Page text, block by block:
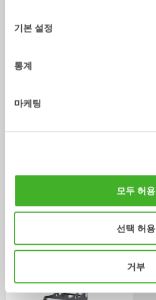
기본 설정
통계
마케팅
모두 허용
선택 허용
거부
어댑터 0-75톤
유압공구/ JCB 300T